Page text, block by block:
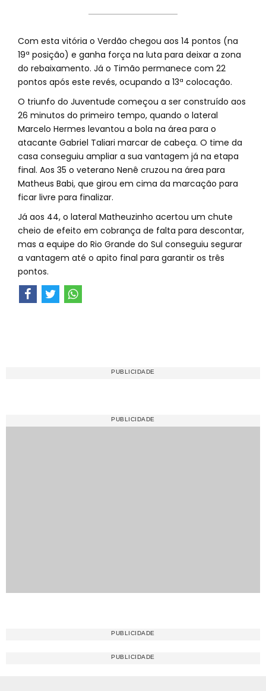
Com esta vitória o Verdão chegou aos 14 pontos (na
19ª posição) e ganha força na luta para deixar a zona
do rebaixamento. Já o Timão permanece com 22
pontos após este revés, ocupando a 13ª colocação.
O triunfo do Juventude começou a ser construído aos
26 minutos do primeiro tempo, quando o lateral
Marcelo Hermes levantou a bola na área para o
atacante Gabriel Taliari marcar de cabeça. O time da
casa conseguiu ampliar a sua vantagem já na etapa
final. Aos 35 o veterano Nenê cruzou na área para
Matheus Babi, que girou em cima da marcação para
ficar livre para finalizar.
Já aos 44, o lateral Matheuzinho acertou um chute
cheio de efeito em cobrança de falta para descontar,
mas a equipe do Rio Grande do Sul conseguiu segurar
a vantagem até o apito final para garantir os três
pontos.